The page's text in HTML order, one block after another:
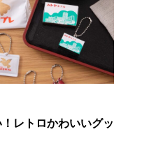
レトロかわいいグッ